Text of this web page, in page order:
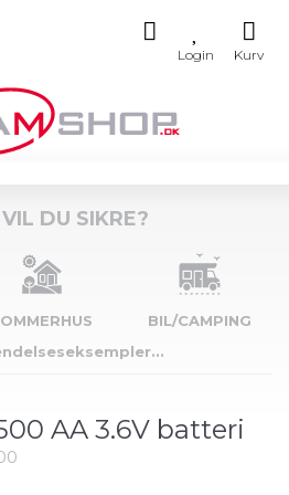
DU SIKRE?
BIL/CAMPING
AA 3.6V batteri